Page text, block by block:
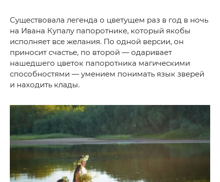
Существовала легенда о цветущем раз в год в ночь
на Ивана Купалу папоротнике, который якобы
исполняет все желания. По одной версии, он
приносит счастье, по второй — одаривает
нашедшего цветок папоротника магическими
способностями — умением понимать язык зверей
и находить клады.